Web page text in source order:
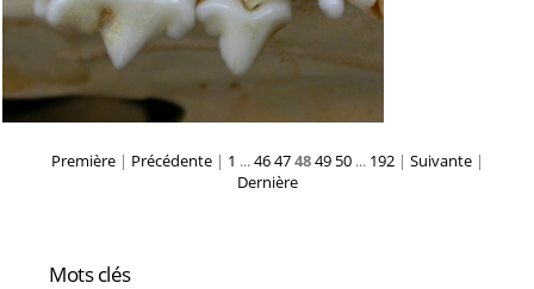
Première| Précédente| 1 ...46474849 50... 192 | Suivante |
Dernière
Mots clés